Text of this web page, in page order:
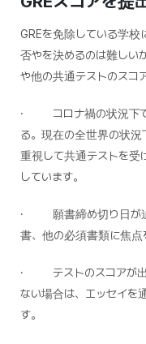
GREを免除している学校
否やを決めるのは難しい
や他の共通テストのスコ
· コロナ禍の状況下で
る。現在の全世界の状
重視して共通テストを受
しています。
· 願書締め切り日が迫
書、他の必須書類に焦点
· テストのスコアが出
ない場合は、エッセイを
す。